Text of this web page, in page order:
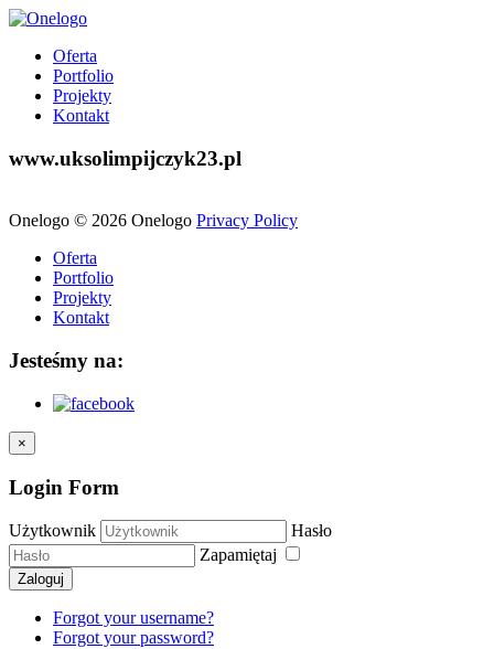
Oferta
Portfolio
Projekty
Kontakt
www.uksolimpijczyk23.pl
Onelogo © 2026 Onelogo Privacy Policy
Oferta
Portfolio
Projekty
Kontakt
Jesteśmy na:
×
Login Form
Użytkownik
Hasło
Zapamiętaj
Zaloguj
Forgot your username?
Forgot your password?